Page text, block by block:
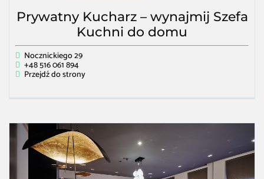
Prywatny Kucharz – wynajmij Szefa
Kuchni do domu
Nocznickiego 29
+48 516 061 894
Przejdź do strony